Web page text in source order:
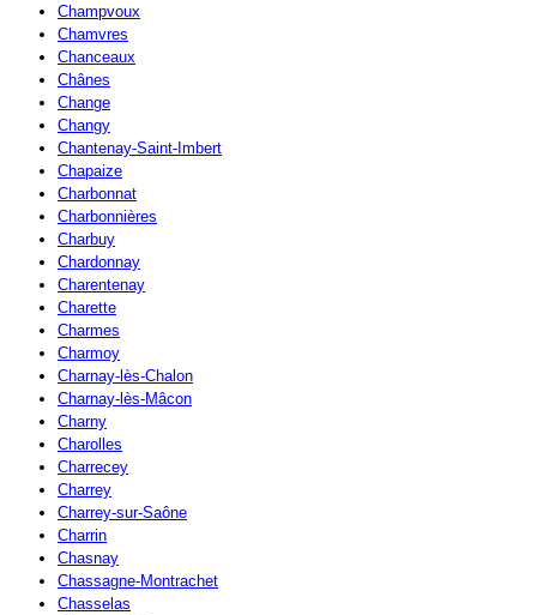
Champvoux
Chamvres
Chanceaux
Chânes
Change
Changy
Chantenay-Saint-Imbert
Chapaize
Charbonnat
Charbonnières
Charbuy
Chardonnay
Charentenay
Charette
Charmes
Charmoy
Charnay-lès-Chalon
Charnay-lès-Mâcon
Charny
Charolles
Charrecey
Charrey
Charrey-sur-Saône
Charrin
Chasnay
Chassagne-Montrachet
Chasselas